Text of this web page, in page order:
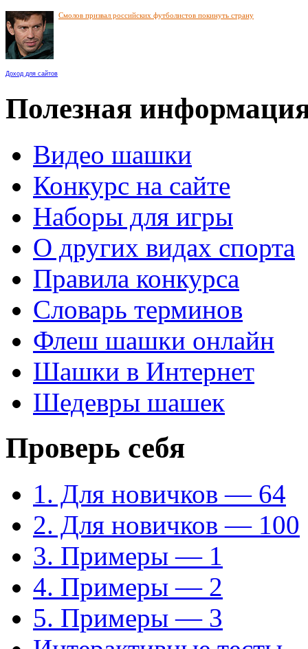
Смолов призвал российских футболистов покинуть страну
Доход для сайтов
Полезная
Видео шашки
Конкурс на сайте
Наборы для игры
О других видах спорта
Правила конкурса
Словарь терминов
Флеш шашки онлайн
Шашки в Интернет
Шедевры шашек
Проверь себя
1. Для новичков — 64
2. Для новичков — 100
3. Примеры — 1
4. Примеры — 2
5. Примеры — 3